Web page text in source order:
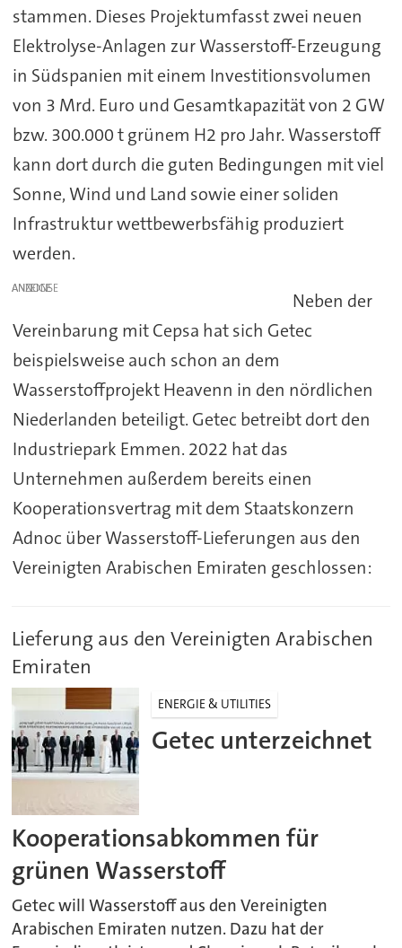
stammen. Dieses Projektumfasst zwei neuen
Elektrolyse-Anlagen zur Wasserstoff-Erzeugung
in Südspanien mit einem Investitionsvolumen
von 3 Mrd. Euro und Gesamtkapazität von 2 GW
bzw. 300.000 t grünem H2 pro Jahr. Wasserstoff
kann dort durch die guten Bedingungen mit viel
Sonne, Wind und Land sowie einer soliden
Infrastruktur wettbewerbsfähig produziert
werden.
ANZEIGE
Neben der
Vereinbarung mit Cepsa hat sich Getec
beispielsweise auch schon an dem
Wasserstoffprojekt Heavenn in den nördlichen
Niederlanden beteiligt. Getec betreibt dort den
Industriepark Emmen. 2022 hat das
Unternehmen außerdem bereits einen
Kooperationsvertrag mit dem Staatskonzern
Adnoc über Wasserstoff-Lieferungen aus den
Vereinigten Arabischen Emiraten geschlossen:
Lieferung aus den Vereinigten Arabischen
Emiraten
ENERGIE & UTILITIES
Getec unterzeichnet
Kooperationsabkommen für
grünen Wasserstoff
Getec will Wasserstoff aus den Vereinigten
Arabischen Emiraten nutzen. Dazu hat der